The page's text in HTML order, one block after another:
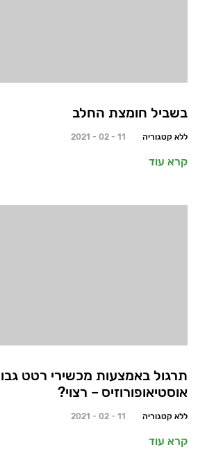
בשביל חומצת החלב
ללא קטגוריה 11 - 02 - 2021
קרא עוד
תרגול באמצעות מכשירי רטט
אוסטיאופורוזיס – רצוי?
ללא קטגוריה 11 - 02 - 2021
קרא עוד